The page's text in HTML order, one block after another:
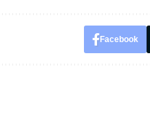
Facebook